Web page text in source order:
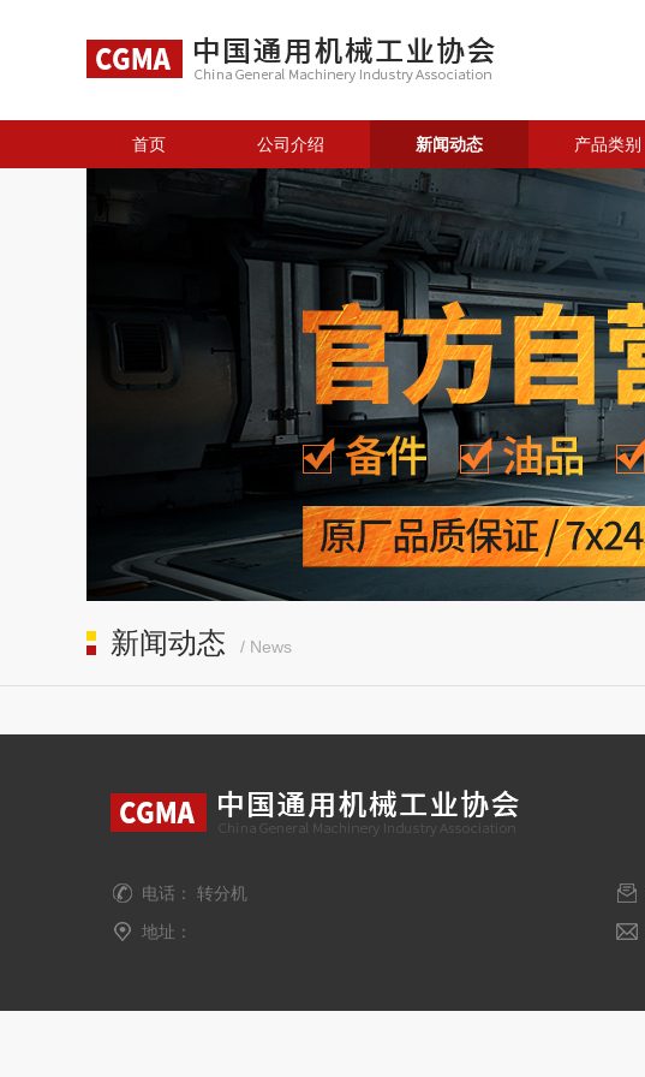
首页 公司介绍 新闻动态 产品类别
新闻动态 / News
电话： 转分机
地址：